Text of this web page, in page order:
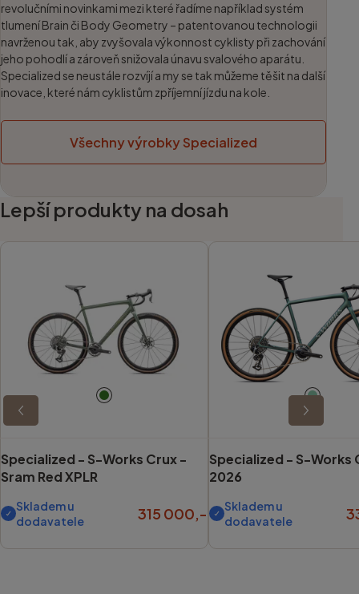
revolučními novinkami mezi které řadíme například systém
tlumení Brain či Body Geometry – patentovanou technologii
navrženou tak, aby zvyšovala výkonnost cyklisty při zachování
jeho pohodlí a zároveň snižovala únavu svalového aparátu.
Specialized se neustále rozvíjí a my se tak můžeme těšit na další
inovace, které nám cyklistům zpříjemní jízdu na kole.
Všechny výrobky Specialized
Lepší produkty na dosah
Specialized - S-Works Crux -
Sram Red XPLR
Skladem u
dodavatele
315 000,-
Specialized - S-Works
2026
Skladem u
dodavatele